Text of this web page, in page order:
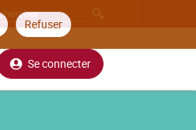
Refuser
Se connecter